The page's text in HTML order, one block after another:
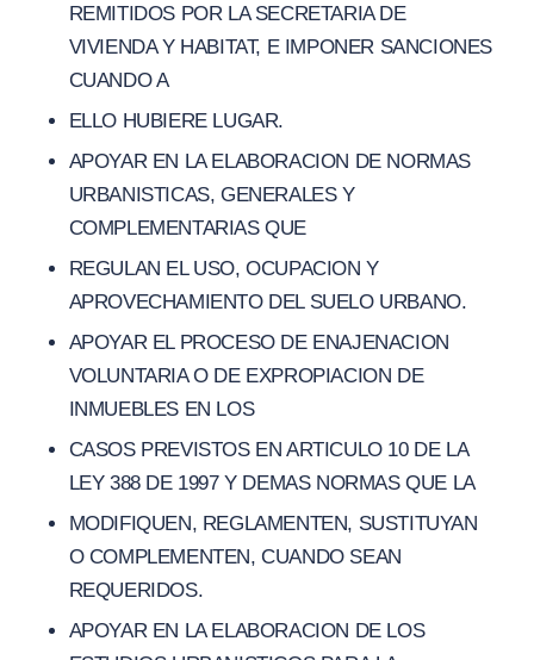
REMITIDOS POR LA SECRETARIA DE
VIVIENDA Y HABITAT, E IMPONER SANCIONES
CUANDO A
ELLO HUBIERE LUGAR.
APOYAR EN LA ELABORACION DE NORMAS
URBANISTICAS, GENERALES Y
COMPLEMENTARIAS QUE
REGULAN EL USO, OCUPACION Y
APROVECHAMIENTO DEL SUELO URBANO.
APOYAR EL PROCESO DE ENAJENACION
VOLUNTARIA O DE EXPROPIACION DE
INMUEBLES EN LOS
CASOS PREVISTOS EN ARTICULO 10 DE LA
LEY 388 DE 1997 Y DEMAS NORMAS QUE LA
MODIFIQUEN, REGLAMENTEN, SUSTITUYAN
O COMPLEMENTEN, CUANDO SEAN
REQUERIDOS.
APOYAR EN LA ELABORACION DE LOS